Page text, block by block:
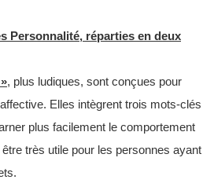
Personnalité, réparties en deux
, plus ludiques, sont conçues pour
Elles intègrent trois mots-clés
plus facilement le comportement
très utile pour les personnes ayant